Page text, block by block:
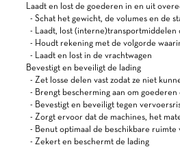
Laadt en lost de goederen in en uit
- Schat het gewicht, de volumes en de
- Laadt, lost
- Houdt rekening met de volgorde
- Laadt en lost in de vrachtwagen
Bevestigt en beveiligt de lading
- Zet losse delen vast zodat ze niet
- Brengt bescherming aan om
- Bevestigt en beveiligt tegen
- Zorgt ervoor dat de machines, het
- Benut optimaal de beschikbare
- Zekert en beschermt de lading